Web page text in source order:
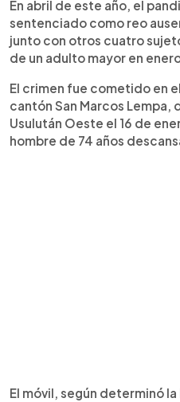
En abril de este año, el
sentenciado como reo
junto con otros cuatro
de un adulto mayor en
El crimen fue cometido en
cantón San Marcos
Usulután Oeste el 16 de
hombre de 74 años
El móvil, según determinó